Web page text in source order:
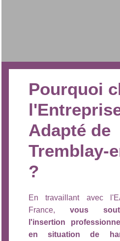
Pourquoi
Adapté de
Tremblay-
?
En travaillant avec
France, vous
l'insertion
en situation de